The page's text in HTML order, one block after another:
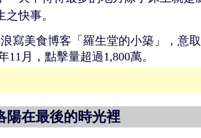
快事。
寫美食博客「羅生堂的小築」，意
11月，點擊量超過1,800萬。
陽在最後的時光裡